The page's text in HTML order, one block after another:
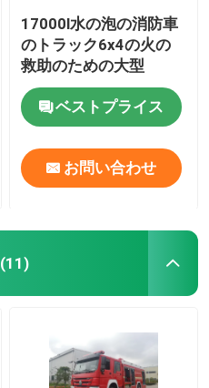
17000l水の泡の消防車
のトラック6x4の火の
救助のための大型
ベストプライス
お問い合わせ
(11)